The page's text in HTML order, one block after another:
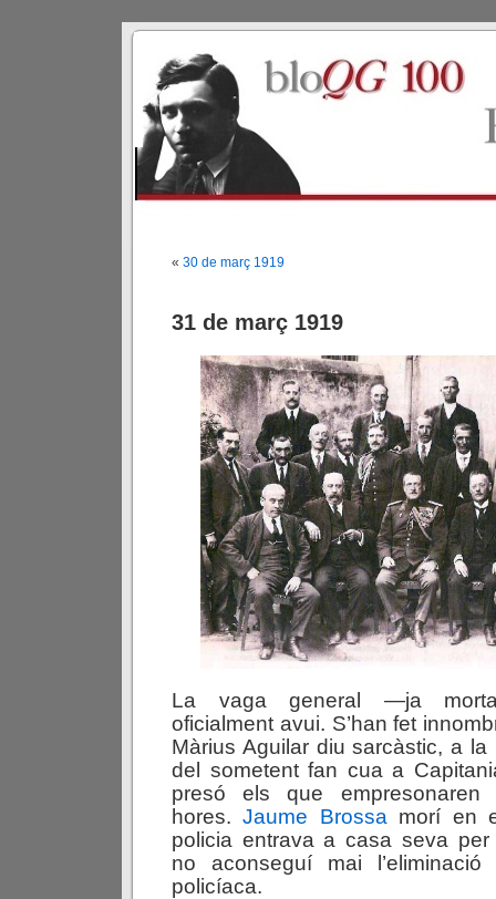
« 30 de març 1919
31 de març 1919
La vaga general —ja
oficialment avui. S’han fet
Màrius Aguilar diu sarcàstic, a
del sometent fan cua a
presó els que empresonaren
hores.Jaume Brossa morí en
policia entrava a casa seva per
no aconseguí mai
policíaca.